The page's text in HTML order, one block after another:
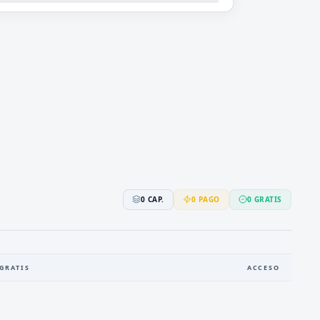
0 CAP. 0 PAGO 0 GRATIS
ACCESO